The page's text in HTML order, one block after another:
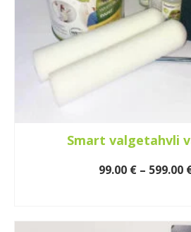
Smart valgetahvli
99.00 € – 599.00